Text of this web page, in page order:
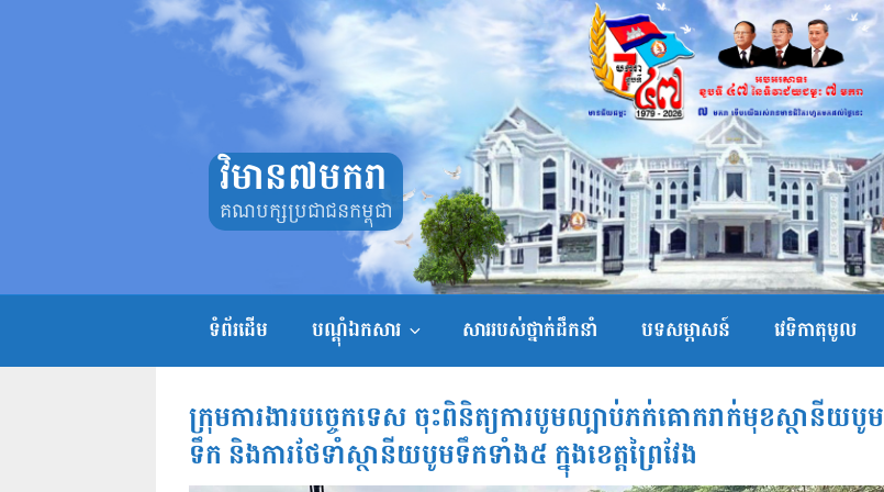
វិមាន៧មករា
គណបក្សប្រជាជនកម្ពុជា
ទំព័រដើម បណ្តុំឯកសារ សាររបស់ថ្នាក់ដឹកនាំ បទសម្ភាសន៍ វេទិកាតុមូល
ក្រុមការងារបច្ចេកទេស ចុះពិនិត្យការបូមល្បាប់ភក់គោករាក់មុខស្ថានីយបូម
ទឹក និងការថែទាំស្ថានីយបូមទឹកទាំង៥ ក្នុងខេត្តព្រៃវែង